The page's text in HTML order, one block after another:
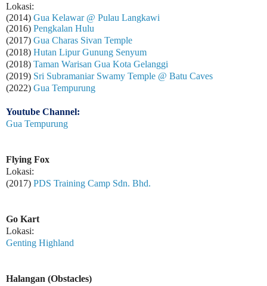
Lokasi:
(2014) Gua Kelawar @ Pulau Langkawi
(2016) Pengkalan Hulu
(2017) Gua Charas Sivan Temple
(2018) Hutan Lipur Gunung Senyum
(2018) Taman Warisan Gua Kota Gelanggi
(2019) Sri Subramaniar Swamy Temple @ Batu Caves
(2022) Gua Tempurung
Youtube Channel:
Gua Tempurung
Flying Fox
Lokasi:
(2017) PDS Training Camp Sdn. Bhd.
Go Kart
Lokasi:
Genting Highland
Halangan (Obstacles)